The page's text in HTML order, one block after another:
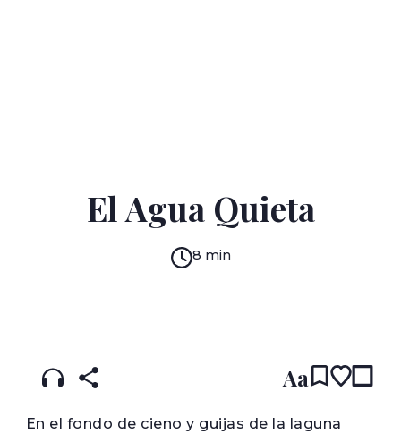
El Agua Quieta
8 min
Aa
En el fondo de cieno y guijas de la laguna